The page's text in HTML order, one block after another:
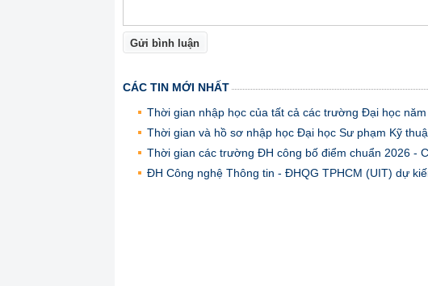
Gửi bình luận
CÁC TIN MỚI NHẤT
Thời gian nhập học của tất cả các trường Đại học
Thời gian và hồ sơ nhập học Đại học Sư phạm Kỹ
Thời gian các trường ĐH công bố điểm chuẩn 2026 -
ĐH Công nghệ Thông tin - ĐHQG TPHCM (UIT) dự